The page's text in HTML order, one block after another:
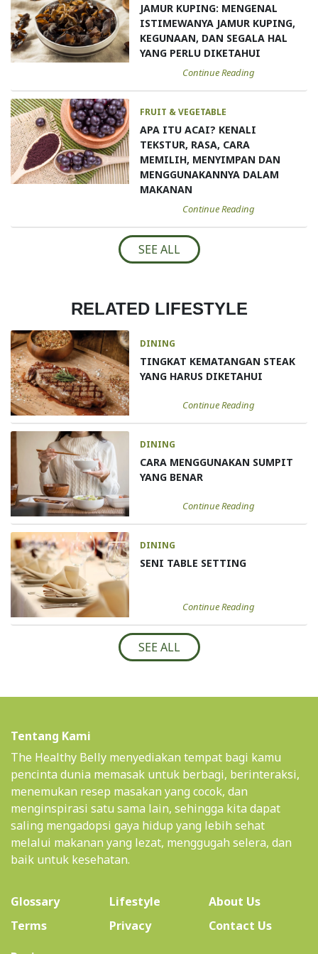
JAMUR KUPING: MENGENAL
ISTIMEWANYA JAMUR KUPING,
KEGUNAAN, DAN SEGALA HAL
YANG PERLU DIKETAHUI
Continue Reading
FRUIT & VEGETABLE
APA ITU ACAI? KENALI
TEKSTUR, RASA, CARA
MEMILIH, MENYIMPAN DAN
MENGGUNAKANNYA DALAM
MAKANAN
Continue Reading
SEE ALL
RELATED LIFESTYLE
DINING
TINGKAT KEMATANGAN STEAK
YANG HARUS DIKETAHUI
Continue Reading
DINING
CARA MENGGUNAKAN SUMPIT
YANG BENAR
Continue Reading
DINING
SENI TABLE SETTING
Continue Reading
SEE ALL
Tentang Kami
The Healthy Belly menyediakan tempat bagi kamu
pencinta dunia memasak untuk berbagi, berinteraksi,
menemukan resep masakan yang cocok, dan
menginspirasi satu sama lain, sehingga kita dapat
saling mengadopsi gaya hidup yang lebih sehat
melalui makanan yang lezat, menggugah selera, dan
baik untuk kesehatan.
Glossary Lifestyle About Us(current)
Terms
Privacy
Contact Us